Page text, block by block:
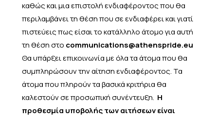
καθώς και μια επιστολή ενδιαφέροντος που θα
περιλαμβάνει τη θέση που σε ενδιαφέρει και γιατί
πιστεύεις πως είσαι το κατάλληλο άτομο για αυτή
τη θέση στο communications@athenspride.eu
Θα υπάρξει επικοινωνία με όλα τα άτομα που θα
συμπληρώσουν την αίτηση ενδιαφέροντος. Τα
άτομα που πληρούν τα βασικά κριτήρια θα
καλεστούν σε προσωπική συνέντευξη. Η
προθεσμία υποβολής των αιτήσεων είναι